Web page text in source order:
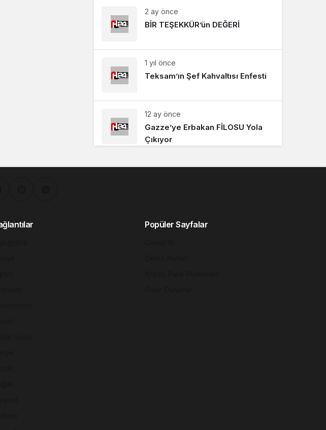
2 ay önce
BİR TEŞEKKÜR’ün DEĞERİ
1 yıl önce
Teksam’ın Şef Kahvaltısı Enfesti
12 ay önce
Gazze’ye Erbakan FİLOSU Yola
Çıkıyor
Popüler Sayfalar